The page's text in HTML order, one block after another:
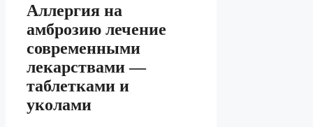
Аллергия на
амброзию лечение
современными
лекарствами —
таблетками и
уколами